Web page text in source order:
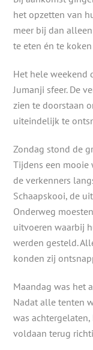
het opzetten van
meer bij dan
te eten én te
Het hele weekend
Jumanji sfeer. De
zien te doorstaan
uiteindelijk te
Zondag stond de
Tijdens een
de verkenners
Schaapskooi, de
Onderweg
uitvoeren waarbij
werden gesteld.
konden zij
Maandag was het
Nadat alle tenten
was
voldaan terug